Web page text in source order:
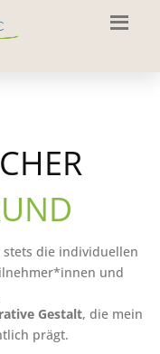
die individuellen
und
Gestalt, die mein
prägt.